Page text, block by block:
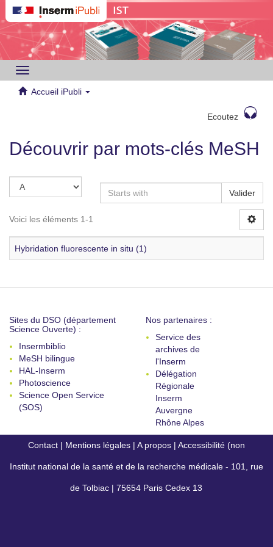
Toggle
navigation
Accueil iPubli
Ecoutez
Découvrir par mots-clés MeSH
Valider
Voici les éléments 1-1
Hybridation fluorescente in situ (1)
Sites du DSO (département
Science Ouverte) :
Insermbiblio
MeSH bilingue
HAL-Inserm
Photoscience
Science Open Service
(SOS)
Nos partenaires :
Service des
archives de
l'Inserm
Délégation
Régionale
Inserm
Auvergne
Rhône Alpes
Contact | Mentions légales | A propos | Accessibilité (non
conforme)
Institut national de la santé et de la recherche médicale - 101, rue
de Tolbiac | 75654 Paris Cedex 13